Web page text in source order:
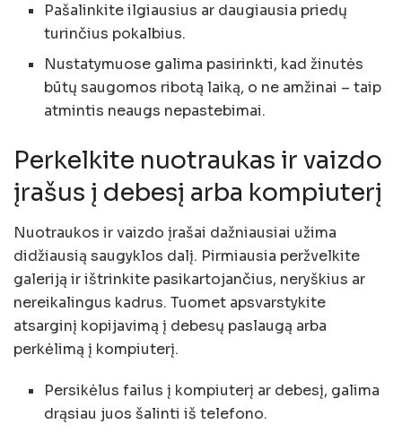
Pašalinkite ilgiausius ar daugiausia priedų
turinčius pokalbius.
Nustatymuose galima pasirinkti, kad žinutės
būtų saugomos ribotą laiką, o ne amžinai – taip
atmintis neaugs nepastebimai.
Perkelkite nuotraukas ir vaizdo
įrašus į debesį arba kompiuterį
Nuotraukos ir vaizdo įrašai dažniausiai užima
didžiausią saugyklos dalį. Pirmiausia peržvelkite
galeriją ir ištrinkite pasikartojančius, neryškius ar
nereikalingus kadrus. Tuomet apsvarstykite
atsarginį kopijavimą į debesų paslaugą arba
perkėlimą į kompiuterį.
Persikėlus failus į kompiuterį ar debesį, galima
drąsiau juos šalinti iš telefono.